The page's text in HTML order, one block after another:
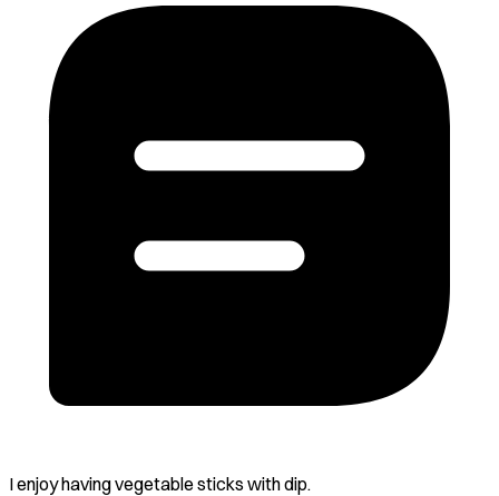
I enjoy having vegetable sticks with dip.